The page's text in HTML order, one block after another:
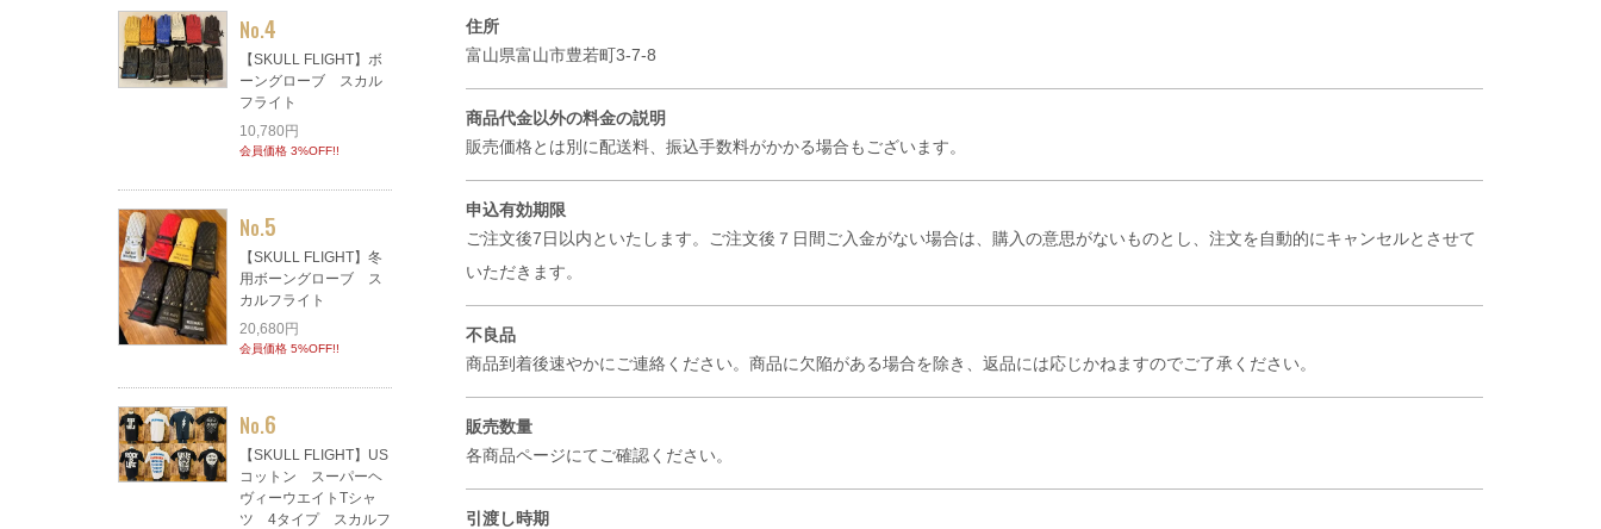
住所
富山県富山市豊若町3-7-8
商品代金以外の料金の説明
販売価格とは別に配送料、振込手数料がかかる場合もございます。
申込有効期限
ご注文後7日以内といたします。ご注文後７日間ご入金がない場合は、購入の意思がないものとし、注文を自動的にキャンセルとさせて
いただきます。
不良品
商品到着後速やかにご連絡ください。商品に欠陥がある場合を除き、返品には応じかねますのでご了承ください。
販売数量
各商品ページにてご確認ください。
引渡し時期
No.4
【SKULL FLIGHT】ボ
ーングローブ スカル
フライト
10,780円
会員価格 3%OFF!!
No.5
【SKULL FLIGHT】冬
用ボーングローブ ス
カルフライト
20,680円
会員価格 5%OFF!!
No.6
【SKULL FLIGHT】US
コットン スーパーヘ
ヴィーウエイトTシャ
ツ 4タイプ スカルフ